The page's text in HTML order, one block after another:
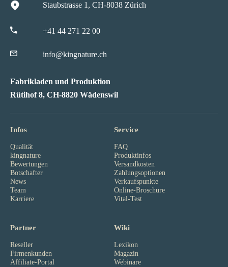
Staubstrasse 1, CH-8038 Zürich
+41 44 271 22 00
info@kingnature.ch
Fabrikladen und Produktion
Rütihof 8, CH-8820 Wädenswil
Infos
Qualität
kingnature
Bewertungen
Botschafter
News
Team
Karriere
Service
FAQ
Produktinfos
Versandkosten
Zahlungsoptionen
Verkaufspunkte
Online-Broschüre
Vital-Test
Partner
Reseller
Firmenkunden
Affiliate-Portal
Wiki
Lexikon
Magazin
Webinare